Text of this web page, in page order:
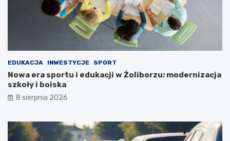
EDUKACJA INWESTYCJE SPORT
Nowa era sportu i edukacji w Żoliborzu: modernizacja
szkoły i boiska
8 sierpnia 2026